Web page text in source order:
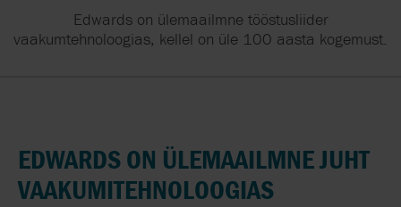
Edwards on ülemaailmne tööstusliider
vaakumtehnoloogias, kellel on üle 100 aasta kogemust.
EDWARDS ON ÜLEMAAILMNE JUHT
VAAKUMITEHNOLOOGIAS